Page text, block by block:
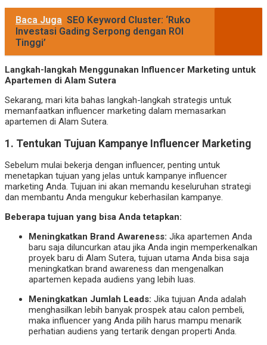
Baca Juga SEO Keyword Cluster: ‘Ruko
Investasi Gading Serpong dengan ROI
Tinggi’
Langkah-langkah Menggunakan Influencer Marketing untuk
Apartemen di Alam Sutera
Sekarang, mari kita bahas langkah-langkah strategis untuk
memanfaatkan influencer marketing dalam memasarkan
apartemen di Alam Sutera.
1. Tentukan Tujuan Kampanye Influencer Marketing
Sebelum mulai bekerja dengan influencer, penting untuk
menetapkan tujuan yang jelas untuk kampanye influencer
marketing Anda. Tujuan ini akan memandu keseluruhan strategi
dan membantu Anda mengukur keberhasilan kampanye.
Beberapa tujuan yang bisa Anda tetapkan:
Meningkatkan Brand Awareness: Jika apartemen Anda
baru saja diluncurkan atau jika Anda ingin memperkenalkan
proyek baru di Alam Sutera, tujuan utama Anda bisa saja
meningkatkan brand awareness dan mengenalkan
apartemen kepada audiens yang lebih luas.
Meningkatkan Jumlah Leads: Jika tujuan Anda adalah
menghasilkan lebih banyak prospek atau calon pembeli,
maka influencer yang Anda pilih harus mampu menarik
perhatian audiens yang tertarik dengan properti Anda.